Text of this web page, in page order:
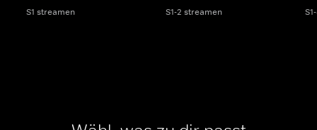
S1 streamen S1-2 streamen